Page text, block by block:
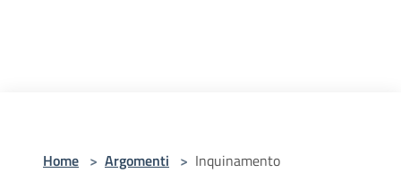
Home > Argomenti > Inquinamento